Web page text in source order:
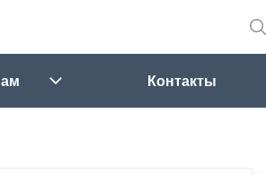
Контакты